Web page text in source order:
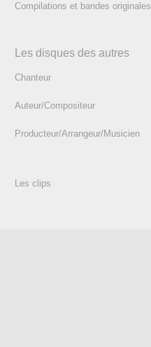
Compilations et bandes originales
Les disques des autres
Chanteur
Auteur/Compositeur
Producteur/Arrangeur/Musicien
Les clips